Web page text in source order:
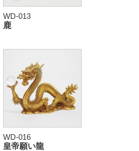
WD-013
鹿
WD-016
皇帝願い龍